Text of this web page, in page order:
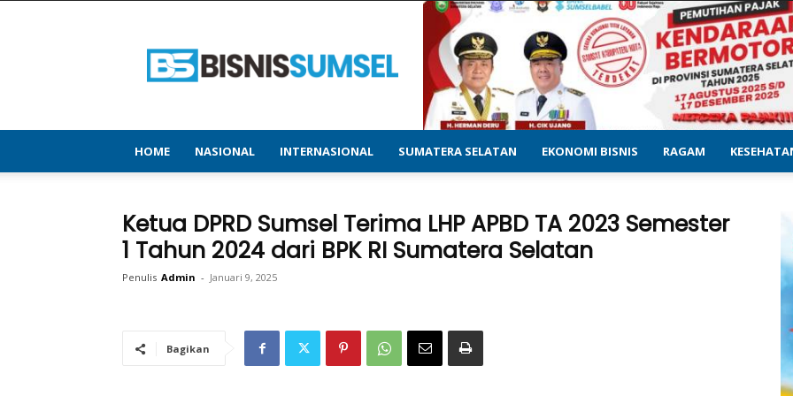
–
Menyajikan
&
Terupdate
HOME NASIONAL INTERNASIONAL SUMATERA SELATAN EKONOMI BISNIS RAGAM
Ketua DPRD Sumsel Terima LHP APBD TA 2023 Semester
1 Tahun 2024 dari BPK RI Sumatera Selatan
Penulis Admin - Januari 9, 2025
Bagikan